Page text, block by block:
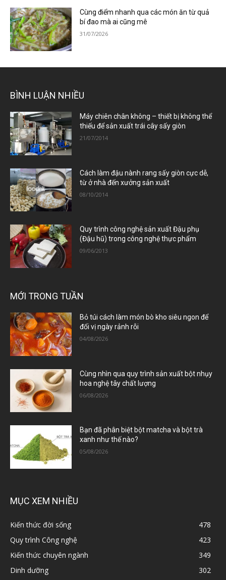
Cùng điểm nhanh qua các món ăn từ quả
bí đao mà ai cũng mê
31/07/2026
BÌNH LUẬN NHIỀU
Máy chiên chân không – thiết bị không thể
thiếu để sản xuất trái cây sấy giòn
21/07/2014
Cách làm đậu nành rang sấy giòn cực dễ,
từ ở nhà đến xưởng sản xuất
08/10/2014
Quy trình công nghệ sản xuất Đậu phụ
(Đậu hũ) trong công nghệ thực phẩm
09/06/2013
MỚI TRONG TUẦN
Bỏ túi cách làm món bò kho siêu ngon để
đổi vị ngày rảnh rỗi
04/08/2026
Cùng nhìn qua quy trình sản xuất bột nhụy
hoa nghệ tây chất lượng
06/08/2026
Bạn đã phân biệt bột matcha và bột trà
xanh như thế nào?
05/08/2026
MỤC XEM NHIỀU
Kiến thức đời sống
478
Quy trình Công nghệ
423
Kiến thức chuyên ngành
349
Dinh dưỡng
302